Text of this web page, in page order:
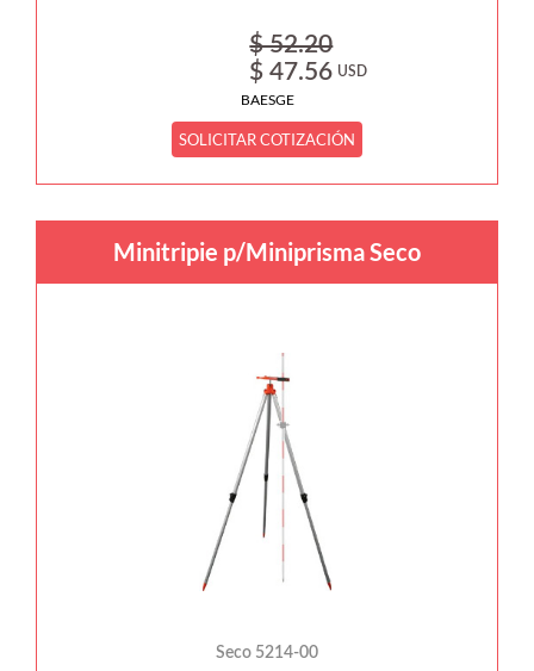
$ 52.20
$ 47.56 USD
BAESGE
SOLICITAR COTIZACIÓN
Minitripie p/Miniprisma Seco
Seco 5214-00